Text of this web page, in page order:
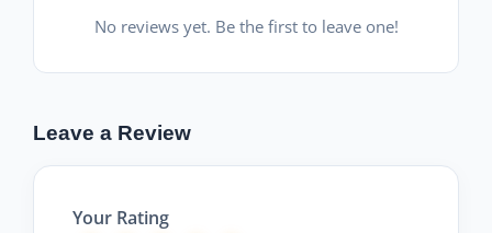
No reviews yet. Be the first to leave one!
Leave a Review
Your Rating